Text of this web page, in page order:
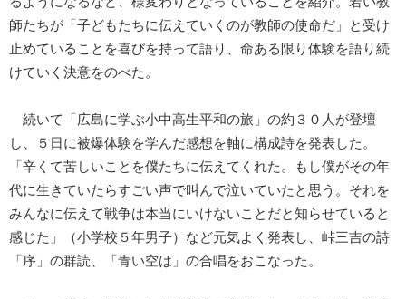
師たちが「子どもたちに伝えていくのが教師の使命だ」と受け
止めていることを喜びを持って語り、命ある限り体験を語り続
けていく決意をのべた。
続いて「広島に学ぶ小中高生平和の旅」の約３０人が登壇
し、５日に被爆体験を学んだ感想を軸に構成詩を発表した。
「辛くて苦しいことを僕たちに伝えてくれた。もし僕がその年
代に生きていたらすごい声で叫んで泣いていたと思う。それを
みんなに伝えて戦争は本当にいけないことだと知らせていると
感じた」（小学校５年男子）など元気よく発表し、峠三吉の詩
「序」の群読、「青い空は」の合唱をおこなった。